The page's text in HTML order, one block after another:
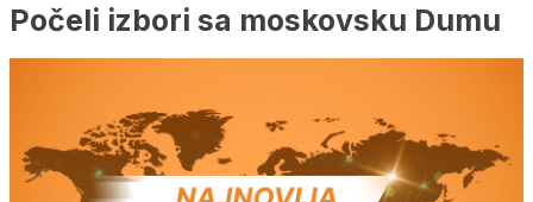
Počeli izbori sa moskovsku Dumu